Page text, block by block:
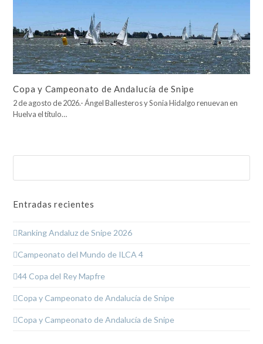
Copa y Campeonato de Andalucía de Snipe
2 de agosto de 2026.- Ángel Ballesteros y Sonia Hidalgo renuevan en
Huelva el título…
Entradas recientes
Ranking Andaluz de Snipe 2026
Campeonato del Mundo de ILCA 4
44 Copa del Rey Mapfre
Copa y Campeonato de Andalucía de Snipe
Copa y Campeonato de Andalucía de Snipe